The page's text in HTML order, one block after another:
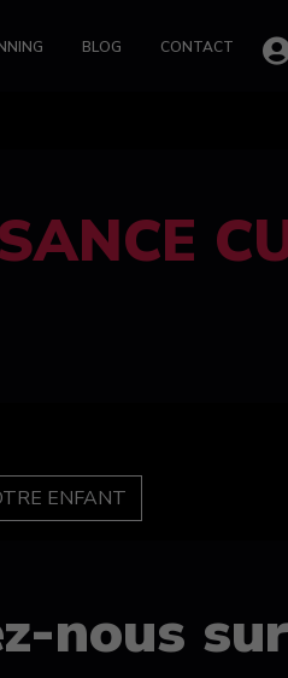
BLOG CONTACT
CUP
nous sur